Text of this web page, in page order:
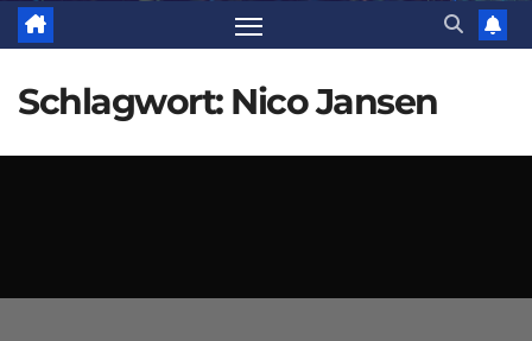
Schlagwort: Nico Jansen